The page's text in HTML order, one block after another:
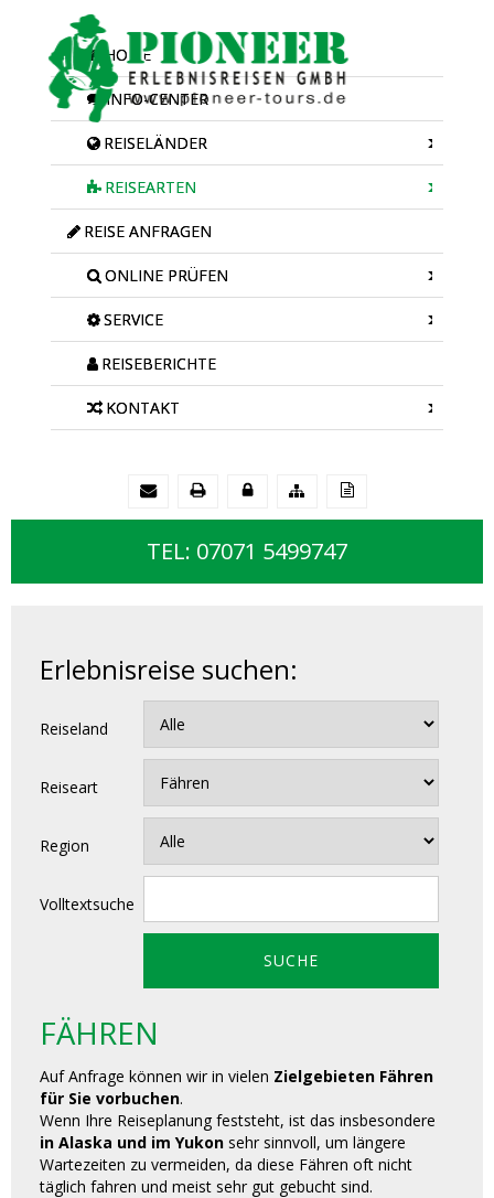
HOME
INFO-CENTER
REISELÄNDER
REISEARTEN
REISE ANFRAGEN
ONLINE PRÜFEN
SERVICE
REISEBERICHTE
KONTAKT
TEL: 07071 5499747
Erlebnisreise suchen:
Reiseland
Reiseart
Region
Volltextsuche
FÄHREN
Auf Anfrage können wir in vielen Zielgebieten Fähren
für Sie vorbuchen.
Wenn Ihre Reiseplanung feststeht, ist das insbesondere
in Alaska und im Yukonsehr sinnvoll, um längere
Wartezeiten zu vermeiden, da diese Fähren oft nicht
täglich fahren und meist sehr gut gebucht sind.